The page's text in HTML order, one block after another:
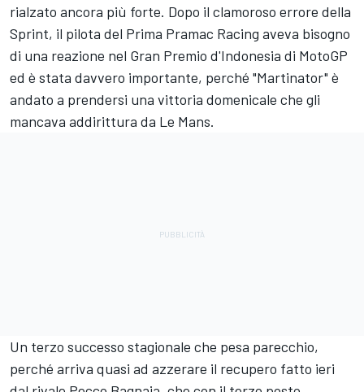
rialzato ancora più forte. Dopo il clamoroso errore della
Sprint, il pilota del Prima Pramac Racing aveva bisogno
di una reazione nel Gran Premio d'Indonesia di MotoGP
ed è stata davvero importante, perché "Martinator" è
andato a prendersi una vittoria domenicale che gli
mancava addirittura da Le Mans.
Un terzo successo stagionale che pesa parecchio,
perché arriva quasi ad azzerare il recupero fatto ieri